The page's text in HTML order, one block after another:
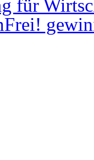
für